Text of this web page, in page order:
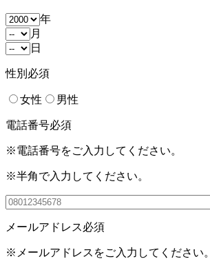
年
月
日
性別 必須
女性 男性
電話番号必須
※電話番号をご入力してください。
※半角で入力してください。
メールアドレス必須
※メールアドレスをご入力してください。